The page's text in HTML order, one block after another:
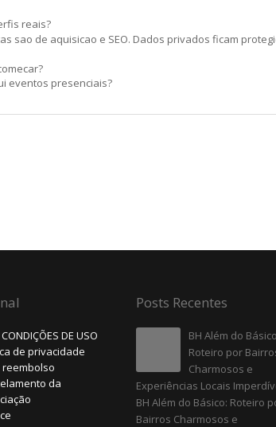
reais?
sao de aquisicao e SEO. Dados privados ficam
eventos presenciais?
DE USO
de privacidade
reembolso
da
Posts Recentes
BH Além do
Roteiro por
Charmosos e
Experiências Locais
BH Além do Básico: Roteiro
Bairros Charmosos e